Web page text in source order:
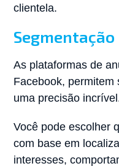
clientela.
As plataformas de
Facebook, permitem
uma precisão
Você pode escolher
com base em
interesses,